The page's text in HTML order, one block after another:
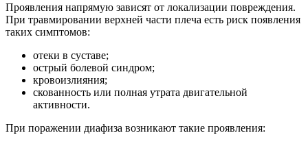
Проявления напрямую зависят от локализации повреждения.
При травмировании верхней части плеча есть риск появления
таких симптомов:
отеки в суставе;
острый болевой синдром;
кровоизлияния;
скованность или полная утрата двигательной
активности.
При поражении диафиза возникают такие проявления: